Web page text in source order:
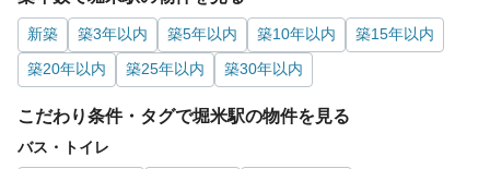
新築 築3年以内 築5年以内 築10年以内
築15年以内
築20年以内
築25年以内 築30年以内
こだわり条件・タグで堀米駅の物件を見る
バス・トイレ